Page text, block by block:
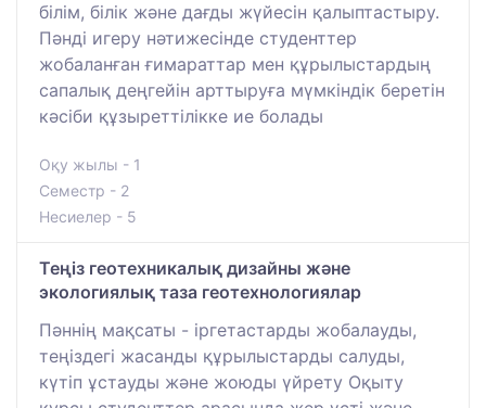
білім, білік және дағды жүйесін қалыптастыру.
Пәнді игеру нәтижесінде студенттер
жобаланған ғимараттар мен құрылыстардың
сапалық деңгейін арттыруға мүмкіндік беретін
кәсіби құзыреттілікке ие болады
Оқу жылы - 1
Семестр - 2
Несиелер - 5
Теңіз геотехникалық дизайны және
экологиялық таза геотехнологиялар
Пәннің мақсаты - іргетастарды жобалауды,
теңіздегі жасанды құрылыстарды салуды,
күтіп ұстауды және жоюды үйрету Оқыту